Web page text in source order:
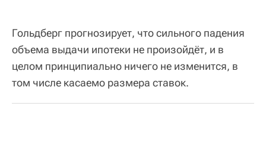
Гольдберг прогнозирует, что сильного падения
объема выдачи ипотеки не произойдёт, и в
целом принципиально ничего не изменится, в
том числе касаемо размера ставок.